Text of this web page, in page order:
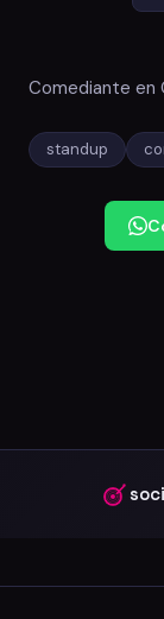
Comediante en
standup